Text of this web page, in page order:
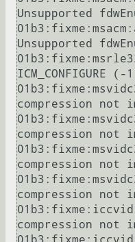
Unsupported
Unsupported
ICM_CONFIGURE (-
compression not
compression not
compression not
compression not
compression not